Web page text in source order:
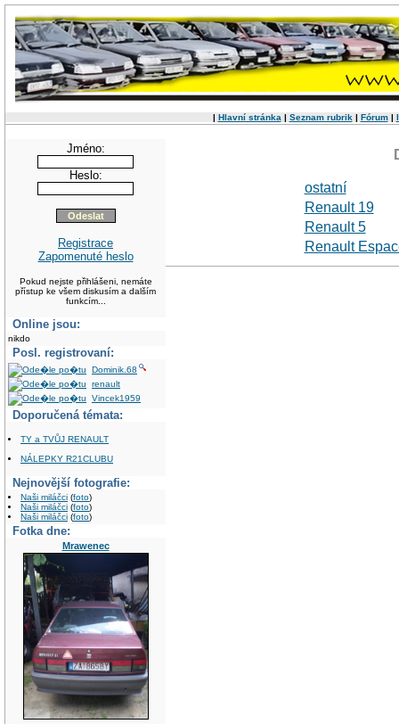
| Hlavní stránka | Seznam rubrik | Fórum|
Jméno:
Heslo:
Registrace
Zapomenuté heslo
Pokud nejste přihlášeni, nemáte
přístup ke všem diskusím a dalším
funkcím...
Online jsou:
nikdo
Posl. registrovaní:
Dominik.68
renault
Vincek1959
Doporučená témata:
TY a TVŮJ RENAULT
NÁLEPKY R21CLUBU
Nejnovější fotografie:
Naši miláčci (foto)
Naši miláčci (foto)
Naši miláčci (foto)
Fotka dne:
Mrawenec
ostatní
Renault 19
Renault 5
Renault